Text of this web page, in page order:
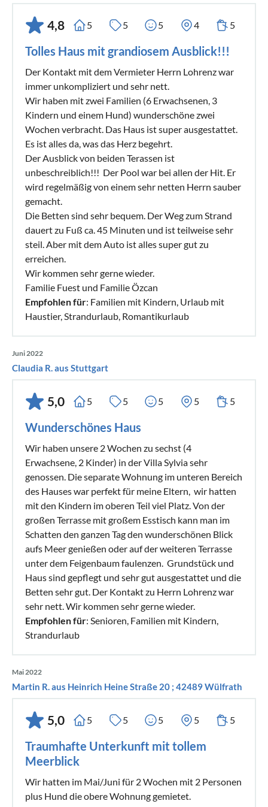
4,8 5 5 5 4 5
Tolles Haus mit grandiosem Ausblick!!!
Der Kontakt mit dem Vermieter Herrn Lohrenz war
immer unkompliziert und sehr nett.
Wir haben mit zwei Familien (6 Erwachsenen, 3
Kindern und einem Hund) wunderschöne zwei
Wochen verbracht. Das Haus ist super ausgestattet.
Es ist alles da, was das Herz begehrt.
Der Ausblick von beiden Terassen ist
unbeschreiblich!!! Der Pool war bei allen der Hit. Er
wird regelmäßig von einem sehr netten Herrn sauber
gemacht.
Die Betten sind sehr bequem. Der Weg zum Strand
dauert zu Fuß ca. 45 Minuten und ist teilweise sehr
steil. Aber mit dem Auto ist alles super gut zu
erreichen.
Wir kommen sehr gerne wieder.
Familie Fuest und Familie Özcan
Empfohlen für: Familien mit Kindern, Urlaub mit
Haustier, Strandurlaub, Romantikurlaub
Juni 2022
Claudia R. aus Stuttgart
5,0 5 5 5 5 5
Wunderschönes Haus
Wir haben unsere 2 Wochen zu sechst (4
Erwachsene, 2 Kinder) in der Villa Sylvia sehr
genossen. Die separate Wohnung im unteren Bereich
des Hauses war perfekt für meine Eltern, wir hatten
mit den Kindern im oberen Teil viel Platz. Von der
großen Terrasse mit großem Esstisch kann man im
Schatten den ganzen Tag den wunderschönen Blick
aufs Meer genießen oder auf der weiteren Terrasse
unter dem Feigenbaum faulenzen. Grundstück und
Haus sind gepflegt und sehr gut ausgestattet und die
Betten sehr gut. Der Kontakt zu Herrn Lohrenz war
sehr nett. Wir kommen sehr gerne wieder.
Empfohlen für: Senioren, Familien mit Kindern,
Strandurlaub
Mai 2022
Martin R. aus Heinrich Heine Straße 20 ; 42489 Wülfrath
5,0 5 5 5 5 5
Traumhafte Unterkunft mit tollem
Meerblick
Wir hatten im Mai/Juni für 2 Wochen mit 2 Personen
plus Hund die obere Wohnung gemietet.